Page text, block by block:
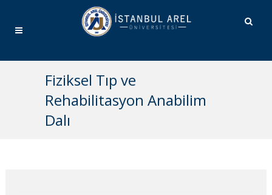
Fiziksel Tıp ve
Rehabilitasyon Anabilim
Dalı